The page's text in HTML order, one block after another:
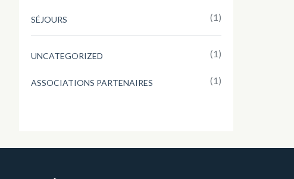
SÉJOURS (1)
UNCATEGORIZED (1)
ASSOCIATIONS PARTENAIRES (1)